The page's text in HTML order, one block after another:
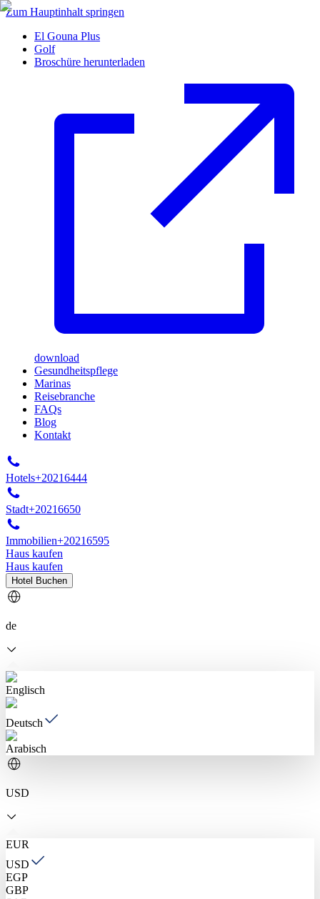
Zum Hauptinhalt springen
El Gouna Plus
Golf
Broschüre herunterladen
download
Gesundheitspflege
Marinas
Reisebranche
FAQs
Blog
Kontakt
Hotels+20216444
Stadt+20216650
Immobilien+20216595
Haus kaufen
Haus kaufen
Hotel Buchen
de
Englisch
Deutsch
Arabisch
USD
EUR
USD
EGP
GBP